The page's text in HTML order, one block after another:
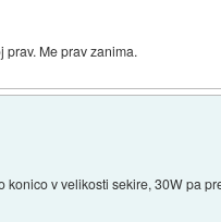
Me prav zanima.
v velikosti sekire, 30W pa